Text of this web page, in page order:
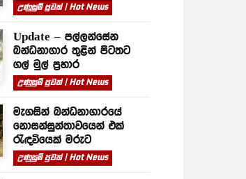
උණුසුම් පුවත් | Hot News
Update – පල්ලන්සේන
බන්ධනාගාර තුළින් පිටතට
ගල් මුල් ප්‍රහාර
උණුසුම් පුවත් | Hot News
මැගසින් බන්ධනාගාරයේ
නොසන්සුන්තාවයෙන් එක්
රැඳවියෙක් මරුට
උණුසුම් පුවත් | Hot News